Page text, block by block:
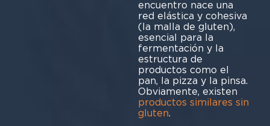
encuentro nace una
red elástica y cohesiva
(la malla de gluten),
esencial para la
fermentación y la
estructura de
productos como el
pan, la pizza y la pinsa.
Obviamente, existen
productos similares sin
gluten.